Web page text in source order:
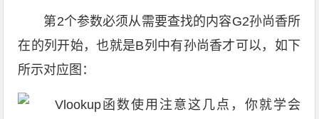
第2个参数必须从需要查找的内容G2孙尚香所
在的列开始，也就是B列中有孙尚香才可以，如下
所示对应图：